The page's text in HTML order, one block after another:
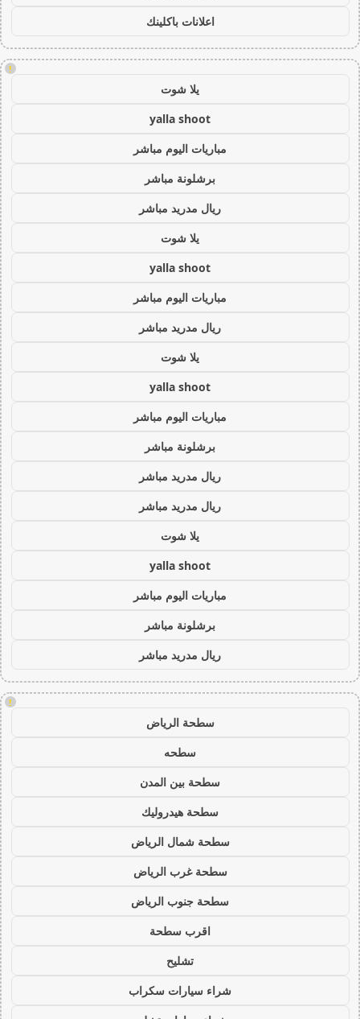
اعلانات باكلينك
!
يلا شوت
yalla shoot
مباريات اليوم مباشر
برشلونة مباشر
ريال مدريد مباشر
يلا شوت
yalla shoot
مباريات اليوم مباشر
ريال مدريد مباشر
يلا شوت
yalla shoot
مباريات اليوم مباشر
برشلونة مباشر
ريال مدريد مباشر
ريال مدريد مباشر
يلا شوت
yalla shoot
مباريات اليوم مباشر
برشلونة مباشر
ريال مدريد مباشر
!
سطحة الرياض
سطحه
سطحة بين المدن
سطحة هيدروليك
سطحة شمال الرياض
سطحة غرب الرياض
سطحة جنوب الرياض
اقرب سطحة
تشليح
شراء سيارات سكراب